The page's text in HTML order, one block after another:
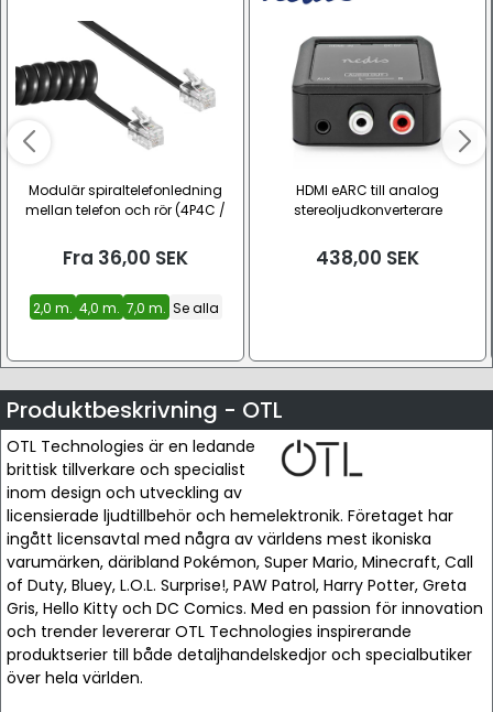
Modulär spiraltelefonledning
mellan telefon och rör (4P4C /
Fra 36,00 SEK
2,0 m. 4,0 m. 7,0 m. Se alla
HDMI eARC till analog
stereoljudkonverterare
438,00 SEK
Produktbeskrivning - OTL
OTL Technologies är en ledande
brittisk tillverkare och specialist
inom design och utveckling av
licensierade ljudtillbehör och hemelektronik. Företaget har
ingått licensavtal med några av världens mest ikoniska
varumärken, däribland Pokémon, Super Mario, Minecraft, Call
of Duty, Bluey, L.O.L. Surprise!, PAW Patrol, Harry Potter, Greta
Gris, Hello Kitty och DC Comics. Med en passion för innovation
och trender levererar OTL Technologies inspirerande
produktserier till både detaljhandelskedjor och specialbutiker
över hela världen.